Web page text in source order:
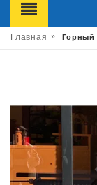
Главная » Горный